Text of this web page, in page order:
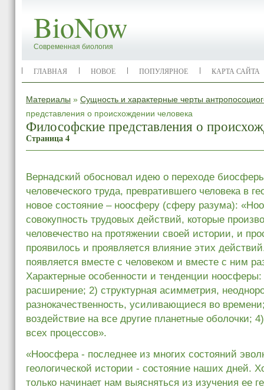
BioNow
Современная биология
ГЛАВНАЯ НОВОЕ ПОПУЛЯРНОЕ КАРТА САЙТА
Материалы » Сущность и характерные черты
представления о происхождении человека
Философские представления о
Страница 4
Вернадский обосновал идею о переходе
человеческого труда, превратившего человека в
новое состояние – ноосферу (сферу разума):
совокупность трудовых действий, которые
человечество на протяжении своей истории, и
проявилось и проявляется влияние этих
появляется вместе с человеком и вместе с ним
Характерные особенности и тенденции ноосферы:
расширение; 2) структурная асимметрия,
разнокачественность, усиливающиеся во
воздействие на все другие планетные оболочки;
всех процессов».
«Ноосфера - последнее из многих состояний
геологической истории - состояние наших дней.
только начинает нам выясняться из изучения ее